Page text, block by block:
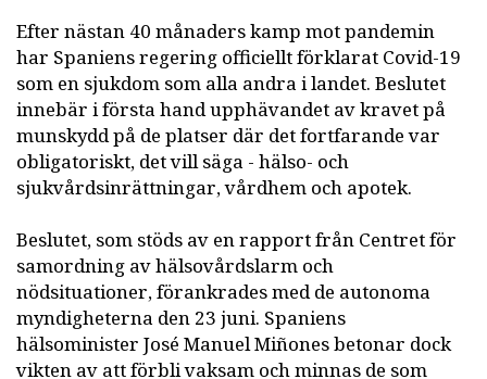
Efter nästan 40 månaders kamp mot pandemin
har Spaniens regering officiellt förklarat Covid-19
som en sjukdom som alla andra i landet. Beslutet
innebär i första hand upphävandet av kravet på
munskydd på de platser där det fortfarande var
obligatoriskt, det vill säga - hälso- och
sjukvårdsinrättningar, vårdhem och apotek.
Beslutet, som stöds av en rapport från Centret för
samordning av hälsovårdslarm och
nödsituationer, förankrades med de autonoma
myndigheterna den 23 juni. Spaniens
hälsominister José Manuel Miñones betonar dock
vikten av att förbli vaksam och minnas de som